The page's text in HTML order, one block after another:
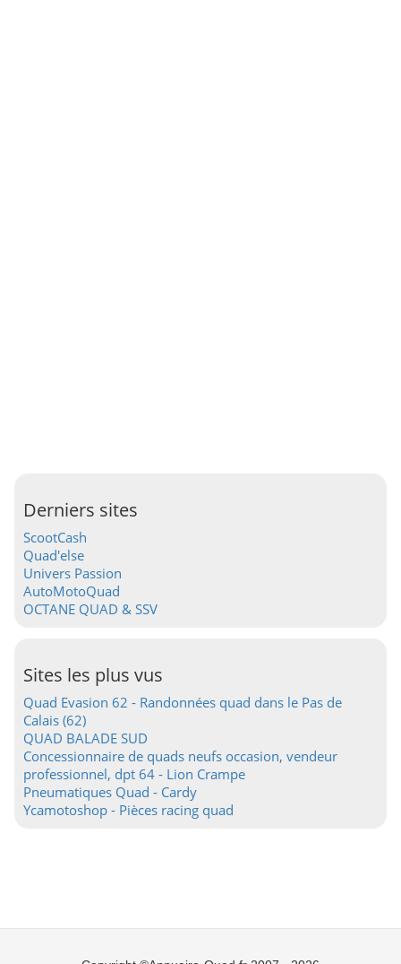
Derniers sites
ScootCash
Quad'else
Univers Passion
AutoMotoQuad
OCTANE QUAD & SSV
Sites les plus vus
Quad Evasion 62 - Randonnées quad dans le Pas de
Calais (62)
QUAD BALADE SUD
Concessionnaire de quads neufs occasion, vendeur
professionnel, dpt 64 - Lion Crampe
Pneumatiques Quad - Cardy
Ycamotoshop - Pièces racing quad